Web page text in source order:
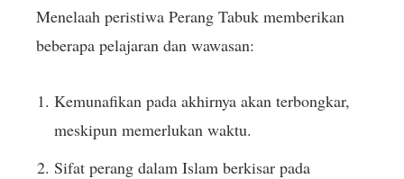
Menelaah peristiwa Perang Tabuk memberikan
beberapa pelajaran dan wawasan:
Kemunafikan pada akhirnya akan terbongkar,
meskipun memerlukan waktu.
Sifat perang dalam Islam berkisar pada